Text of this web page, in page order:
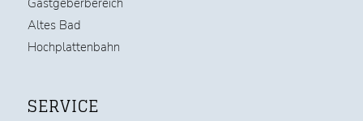
Altes Bad
Hochplattenbahn
SERVICE